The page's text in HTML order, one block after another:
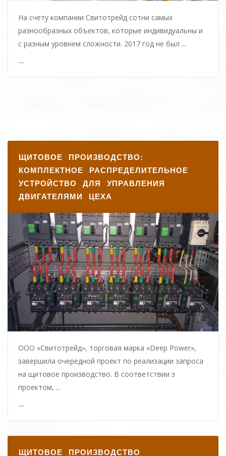
На счету компании Свитотрейд сотни самых
разнообразных объектов, которые индивидуальны и
с разным уровнем сложности. 2017 год не был ...
ЩИТОВОЕ ПРОИЗВОДСТВО:
КОМПЛЕКТНОЕ РАСПРЕДЕЛИТЕЛЬНОЕ
УСТРОЙСТВО ДЛЯ УПРАВЛЕНИЯ
ДВИГАТЕЛЯМИ ЦЕХА
ООО «Свитотрейд», торговая марка «Deep Power»,
завершила очередной проект по реализации запроса
на щитовое производство. В соответствии з
проектом, ...
...
ЩИТОВОЕ ПРОИЗВОДСТВО